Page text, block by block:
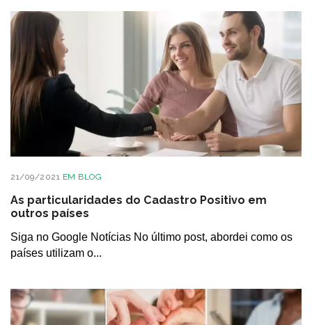
21/09/2021 EM BLOG
As particularidades do Cadastro Positivo em
outros países
Siga no Google Notícias No último post, abordei como os
países utilizam o...